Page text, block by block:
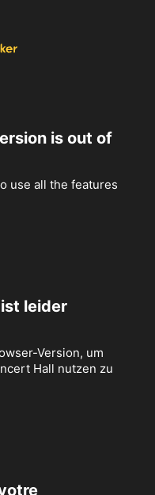
is out of
use all the features
leider
Version, um
Hall nutzen zu